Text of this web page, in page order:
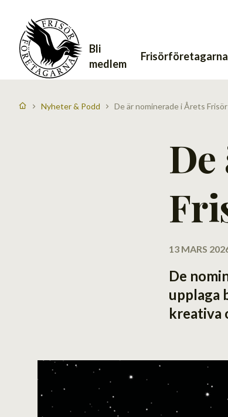
Bli
medlem
Frisörföretagarna
Nyheter & Podd De är nominerade i Årets
13 MARS
De
upplaga
kreativa